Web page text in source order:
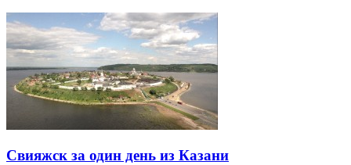
Свияжск за один день из Казани